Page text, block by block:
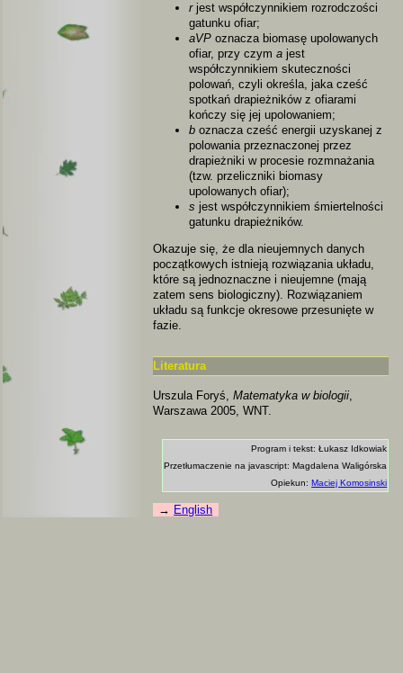
rjest współczynnikiem rozrodczości
gatunku ofiar;
aVPoznacza biomasę upolowanych
ofiar, przy czym ajest
współczynnikiem skuteczności
polowań, czyli określa, jaka cześć
spotkań drapieżników z ofiarami
kończy się jej upolowaniem;
boznacza cześć energii uzyskanej z
polowania przeznaczonej przez
drapieżniki w procesie rozmnażania
(tzw. przeliczniki biomasy
upolowanych ofiar);
s jest współczynnikiem śmiertelności
gatunku drapieżników.
Okazuje się, że dla nieujemnych danych
początkowych istnieją rozwiązania układu,
które są jednoznaczne i nieujemne (mają
zatem sens biologiczny). Rozwiązaniem
układu są funkcje okresowe przesunięte w
fazie.
Literatura
Urszula Foryś, Matematyka w biologii,
Warszawa 2005, WNT.
Program i tekst: Łukasz Idkowiak
Przetłumaczenie na javascript: Magdalena Waligórska
Opiekun:Maciej Komosinski
English